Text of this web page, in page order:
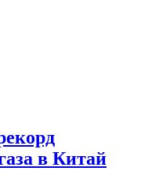
в Китай